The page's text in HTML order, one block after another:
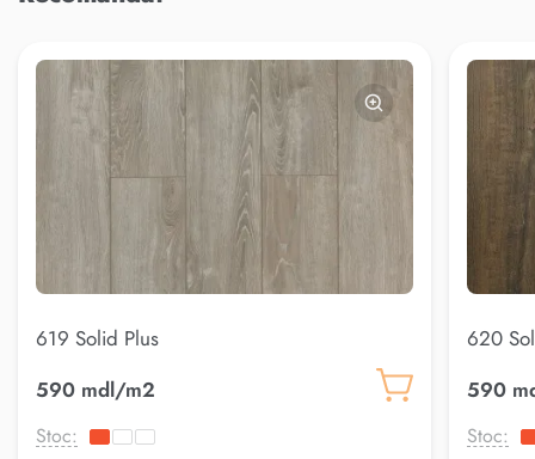
619 Solid Plus
590 mdl/m2
Stoc:
620
590
Stoc: